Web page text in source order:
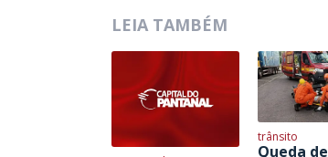
LEIA TAMBÉM
trânsito
Queda de